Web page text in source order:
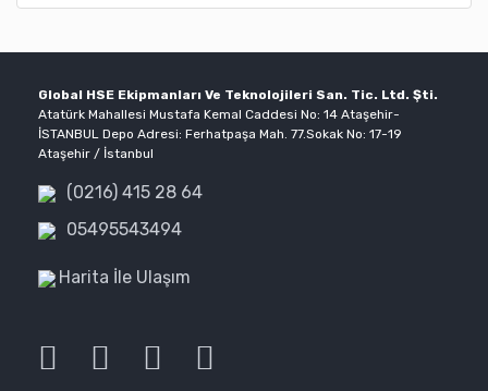
Global HSE Ekipmanları Ve Teknolojileri San. Tic. Ltd. Şti.
Atatürk Mahallesi Mustafa Kemal Caddesi No: 14 Ataşehir-
İSTANBUL Depo Adresi: Ferhatpaşa Mah. 77.Sokak No: 17-19
Ataşehir / İstanbul
(0216) 415 28 64
05495543494
Harita İle Ulaşım